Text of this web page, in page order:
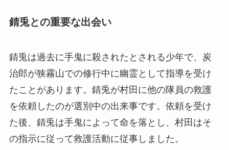
錆兎との重要な出会い
錆兎は過去に手鬼に殺されたとされる少年で、炭
治郎が狭霧山での修行中に幽霊として指導を受け
たことがあります。錆兎が村田に他の隊員の救護
を依頼したのが選別中の出来事です。依頼を受け
た後、錆兎は手鬼によって命を落とし、村田はそ
の指示に従って救護活動に従事しました。